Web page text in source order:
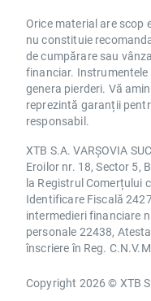
Orice material are scop
nu constituie
de cumpărare sau
financiar.
genera pierderi. Vă
reprezintă garanții
responsabil.
XTB S.A. VARȘOVIA
Eroilor nr. 18, Sector 5,
la Registrul Comerțului
Identificare Fiscală
intermedieri financiare
personale 22438,
înscriere în Reg.
Copyright 2026 © XTB